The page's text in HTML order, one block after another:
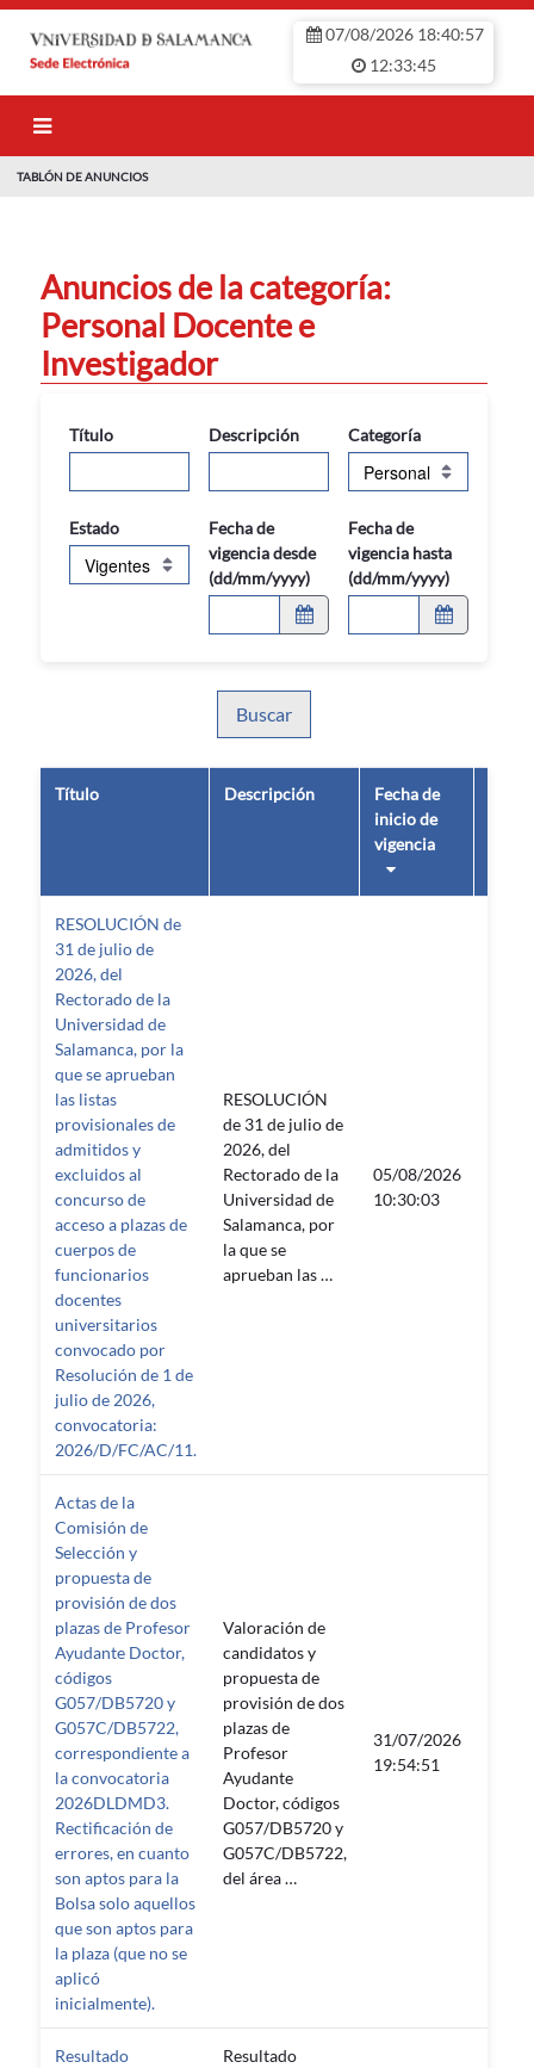
07/08/2026 18:40:57
12:33:45
TABLÓN DE ANUNCIOS
Anuncios de la categoría:
Personal Docente e
Investigador
Título Descripción Categoría
Estado
Fecha de
vigencia desde
(dd/mm/yyyy)
Fecha de
vigencia hasta
(dd/mm/yyyy)
Buscar
Título Descripción
Fecha de
inicio de
vigencia
RESOLUCIÓN de
31 de julio de
2026, del
Rectorado de la
Universidad de
Salamanca, por la
que se aprueban
las listas
provisionales de
admitidos y
excluidos al
concurso de
acceso a plazas de
cuerpos de
funcionarios
docentes
universitarios
convocado por
Resolución de 1 de
julio de 2026,
convocatoria:
2026/D/FC/AC/11.
RESOLUCIÓN
de 31 de julio de
2026, del
Rectorado de la
Universidad de
Salamanca, por
la que se
aprueban las …
05/08/2026
10:30:03
Actas de la
Comisión de
Selección y
propuesta de
provisión de dos
plazas de Profesor
Ayudante Doctor,
códigos
G057/DB5720 y
G057C/DB5722,
correspondiente a
la convocatoria
2026DLDMD3.
Rectificación de
errores, en cuanto
son aptos para la
Bolsa solo aquellos
que son aptos para
la plaza (que no se
aplicó
inicialmente).
Valoración de
candidatos y
propuesta de
provisión de dos
plazas de
Profesor
Ayudante
Doctor, códigos
G057/DB5720 y
G057C/DB5722,
del área …
31/07/2026
19:54:51
Resultado
Resultado